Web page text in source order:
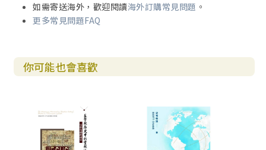
如需寄送海外，歡迎閱讀海外訂購常見問題 。
更多常見問題FAQ
你可能也會喜歡